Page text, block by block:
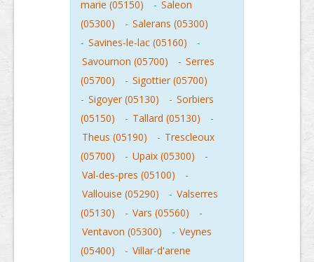
marie (05150)
- Saleon
(05300)
- Salerans (05300)
- Savines-le-lac (05160)
-
Savournon (05700)
- Serres
(05700)
- Sigottier (05700)
- Sigoyer (05130) - Sorbiers
(05150)
- Tallard (05130)
-
Theus (05190)
- Trescleoux
(05700)
- Upaix (05300)
-
Val-des-pres (05100)
-
Vallouise (05290)
- Valserres
(05130)
- Vars (05560)
-
Ventavon (05300)
- Veynes
(05400)
- Villar-d'arene